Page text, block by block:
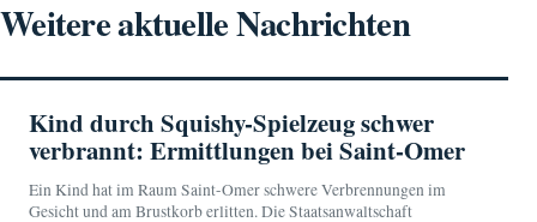
Weitere aktuelle Nachrichten
Kind durch Squishy-Spielzeug schwer
verbrannt: Ermittlungen bei Saint-Omer
Ein Kind hat im Raum Saint-Omer schwere Verbrennungen im
Gesicht und am Brustkorb erlitten. Die Staatsanwaltschaft